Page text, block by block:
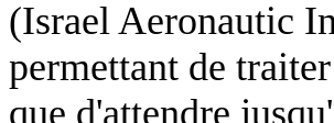
(Israel Aeronautic
permettant de
que d'attendre